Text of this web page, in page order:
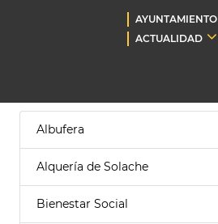
AYUNTAMIENTO
ACTUALIDAD
Albufera
Alquería de Solache
Bienestar Social